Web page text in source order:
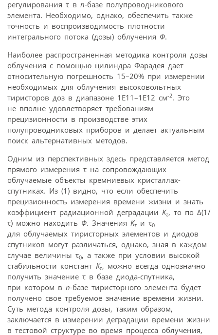
регулирования τ в n-базе полупроводникового
элемента. Необходимо, однако, обеспечить также
точность и воспроизводимость плотности
интегрального потока (дозы) облучения Ф.
Наиболее распространенная методика контроля дозы
облучения с помощью цилиндра Фарадея дает
относительную погрешность 15–20% при измерении
необходимых для облучения высоковольтных
тиристоров доз в диапазоне 1E11–1E12 см-2. Это
не вполне удовлетворяет требованиям
прецизионности в производстве этих
полупроводниковых приборов и делает актуальным
поиск альтернативных методов.
Одним из перспективных здесь представляется метод
прямого измерения τ на сопровождающих
облучаемые объекты кремниевых кристаллах-
спутниках. Из (1) видно, что если обеспечить
прецизионность измерения времени жизни и знать
коэффициент радиационной деградации Kτ, то по Δ(1/
τ) можно находить Ф. Значения Kτ и τ0
для облучаемых тиристорных элементов и диодов
спутников могут различаться, однако, зная в каждом
случае величины τ0, а также при условии высокой
стабильности констант Kτ, можно всегда однозначно
получить значение τ в базе диода-спутника,
при котором в n-базе тиристорного элемента будет
получено свое требуемое значение времени жизни.
Суть метода контроля дозы, таким образом,
заключается в измерении деградации времени жизни
в тестовой структуре во время процесса облучения,